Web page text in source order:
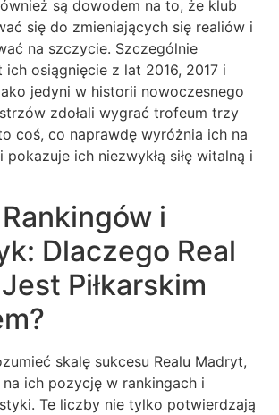
są dowodem na to, że klub
się do zmieniających się realiów i
na szczycie. Szczególnie
ich osiągnięcie z lat 2016, 2017 i
jedyni w historii nowoczesnego
zdołali wygrać trofeum trzy
coś, co naprawdę wyróżnia ich na
ich niezwykłą siłę witalną i
i
Dlaczego Real
Piłkarskim
skalę sukcesu Realu Madryt,
ich pozycję w rankingach i
Te liczby nie tylko potwierdzają